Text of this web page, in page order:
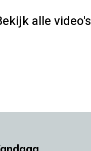
alle video's